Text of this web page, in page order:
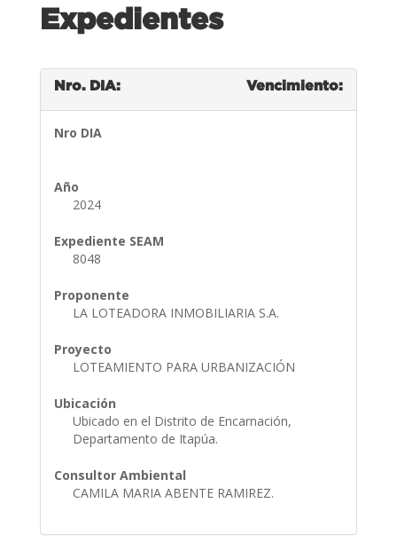
Expedientes
Nro. DIA: Vencimiento:
Nro DIA
Año
2024
Expediente SEAM
8048
Proponente
LA LOTEADORA INMOBILIARIA S.A.
Proyecto
LOTEAMIENTO PARA URBANIZACIÓN
Ubicación
Ubicado en el Distrito de Encarnación,
Departamento de Itapúa.
Consultor Ambiental
CAMILA MARIA ABENTE RAMIREZ.